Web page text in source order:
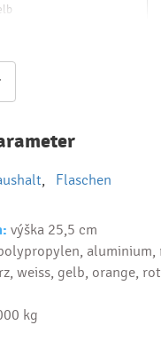
, Flaschen
výška 25,5 cm
weiss, gelb, orange,
kg